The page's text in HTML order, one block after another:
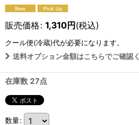
販売価格: 1,310円(税込)
クール便(冷蔵)代が必要になります。
送料オプション金額はこちらでご確認く
在庫数 27点
数量: